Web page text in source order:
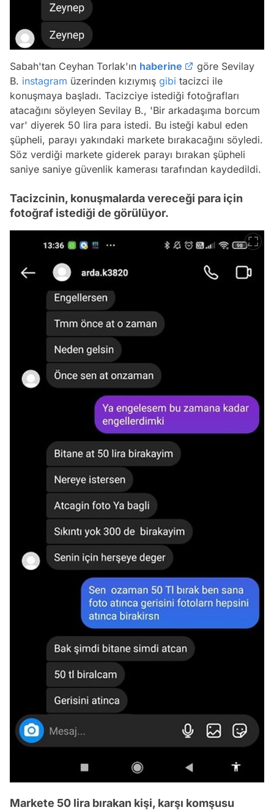
Sabah'tan Ceyhan Torlak'ın haberine
göre Sevilay
B. instagram üzerinden kızıymış gibi tacizci ile
konuşmaya başladı. Tacizciye istediği fotoğrafları
atacağını söyleyen Sevilay B., 'Bir arkadaşıma borcum
var' diyerek 50 lira para istedi. Bu isteği kabul eden
şüpheli, parayı yakındaki markete bırakacağını söyledi.
Söz verdiği markete giderek parayı bırakan şüpheli
saniye saniye güvenlik kamerası tarafından kaydedildi.
Tacizcinin, konuşmalarda vereceği para için
fotoğraf istediği de görülüyor.
Markete 50 lira bırakan kişi, karşı komşusu